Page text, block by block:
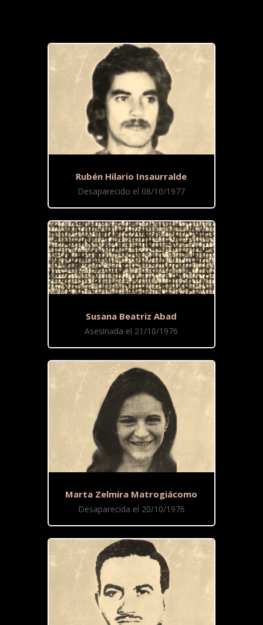
Rubén Hilario Insaurralde
Desaparecido el 08/10/1977
Susana Beatriz Abad
Asesinada el 21/10/1976
Marta Zelmira Matrogiácomo
Desaparecida el 20/10/1976